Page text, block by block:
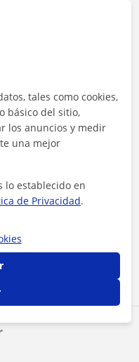
tales como cookies,
básico del sitio,
los anuncios y medir
una mejor
lo establecido en
de Privacidad.